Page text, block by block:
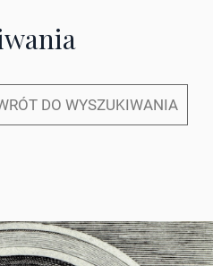
DO WYSZUKIWANIA